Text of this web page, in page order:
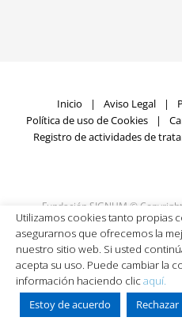
Inicio Aviso Legal
Política de uso de Cookies
Registro de actividades de
Fundación SIGNUM © Copyright
reservados |
Facebook
X
Utilizamos cookies tanto propias
asegurarnos que ofrecemos la
nuestro sitio web. Si usted
acepta su uso. Puede cambiar la
información haciendo clicaquí.
Estoy de acuerdo
Rechazar